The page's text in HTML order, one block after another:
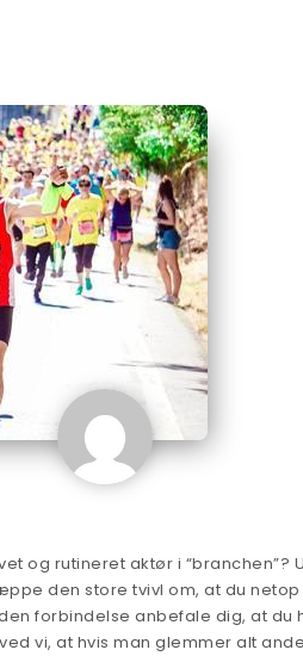
og rutineret aktør i
den store tvivl om, at du
forbindelse anbefale dig, at du
vi, at hvis man glemmer alt